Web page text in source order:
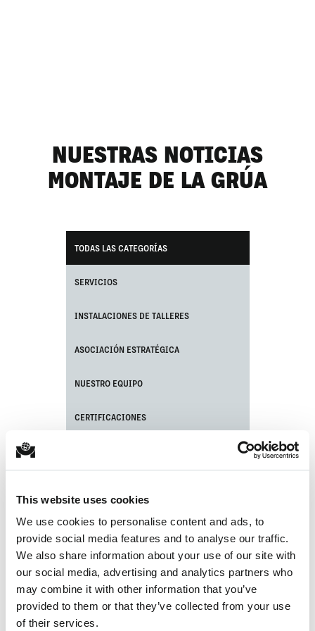
This website uses cookies
We use cookies to personalise content and ads, to
provide social media features and to analyse our traffic.
We also share information about your use of our site with
our social media, advertising and analytics partners who
may combine it with other information that you’ve
provided to them or that they’ve collected from your use
of their services.
NUESTRAS NOTICIAS
MONTAJE DE LA GRÚA
TODAS LAS CATEGORÍAS
SERVICIOS
INSTALACIONES DE TALLERES
ASOCIACIÓN ESTRATÉGICA
NUESTRO EQUIPO
CERTIFICACIONES
MANTENIMIENTO DE EQUIPOS PORTUARIOS
ÚLTIMAS NOTICIAS
No se han encontrado artículos.